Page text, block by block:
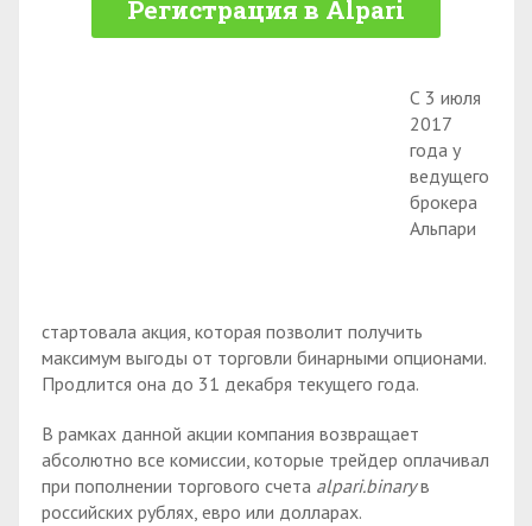
Регистрация в Alpari
С 3 июля
2017
года у
ведущего
брокера
Альпари
стартовала акция, которая позволит получить
максимум выгоды от торговли бинарными опционами.
Продлится она до 31 декабря текущего года.
В рамках данной акции компания возвращает
абсолютно все комиссии, которые трейдер оплачивал
при пополнении торгового счета alpari.binaryв
российских рублях, евро или долларах.